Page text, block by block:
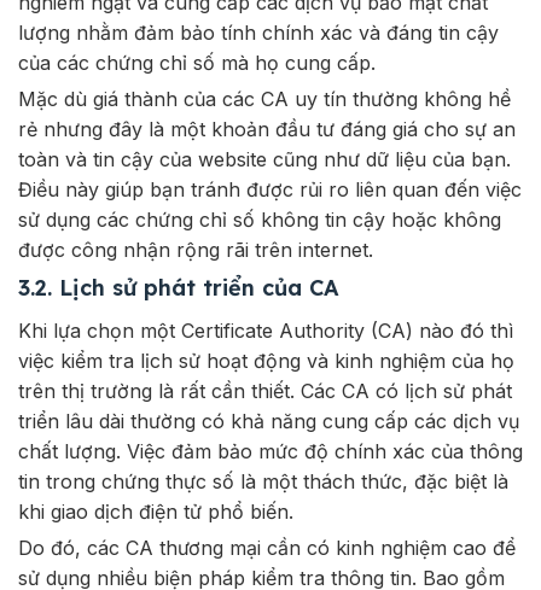
lượng nhằm đảm bảo tính chính xác và đáng tin cậy
của các chứng chỉ số mà họ cung cấp.
Mặc dù giá thành của các CA uy tín thường không hề
rẻ nhưng đây là một khoản đầu tư đáng giá cho sự an
toàn và tin cậy của website cũng như dữ liệu của bạn.
Điều này giúp bạn tránh được rủi ro liên quan đến việc
sử dụng các chứng chỉ số không tin cậy hoặc không
được công nhận rộng rãi trên internet.
3.2. Lịch sử phát triển của CA
Khi lựa chọn một Certificate Authority (CA) nào đó thì
việc kiểm tra lịch sử hoạt động và kinh nghiệm của họ
trên thị trường là rất cần thiết. Các CA có lịch sử phát
triển lâu dài thường có khả năng cung cấp các dịch vụ
chất lượng. Việc đảm bảo mức độ chính xác của thông
tin trong chứng thực số là một thách thức, đặc biệt là
khi giao dịch điện tử phổ biến.
Do đó, các CA thương mại cần có kinh nghiệm cao để
sử dụng nhiều biện pháp kiểm tra thông tin. Bao gồm